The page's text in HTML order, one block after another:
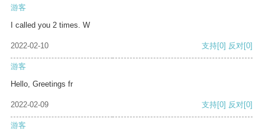
游客
I called you 2 times. W
2022-02-10 支持[0] 反对[0]
游客
Hello, Greetings fr
2022-02-09 支持[0] 反对[0]
游客